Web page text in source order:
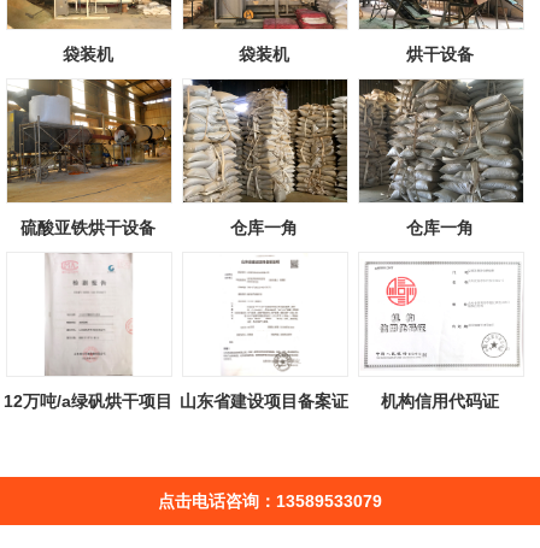
袋装机 袋装机 烘干设备
硫酸亚铁烘干设备 仓库一角 仓库一角
12万吨/a绿矾烘干项目
山东省建设项目备案证
机构信用代码证
点击电话咨询：13589533079